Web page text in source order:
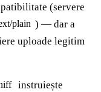
(servere
plain ) — dar a
uploade legitim
instruiește